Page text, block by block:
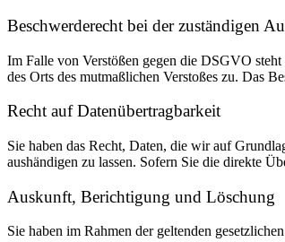
Beschwerde­recht bei der zuständigen
Im Falle von Verstößen gegen die DSGVO
des Orts des mutmaßlichen Verstoßes zu. Das
Recht auf Daten­übertrag­barkeit
Sie haben das Recht, Daten, die wir auf
aushändigen zu lassen. Sofern Sie die direkte
Auskunft, Berichtigung und Löschung
Sie haben im Rahmen der geltenden